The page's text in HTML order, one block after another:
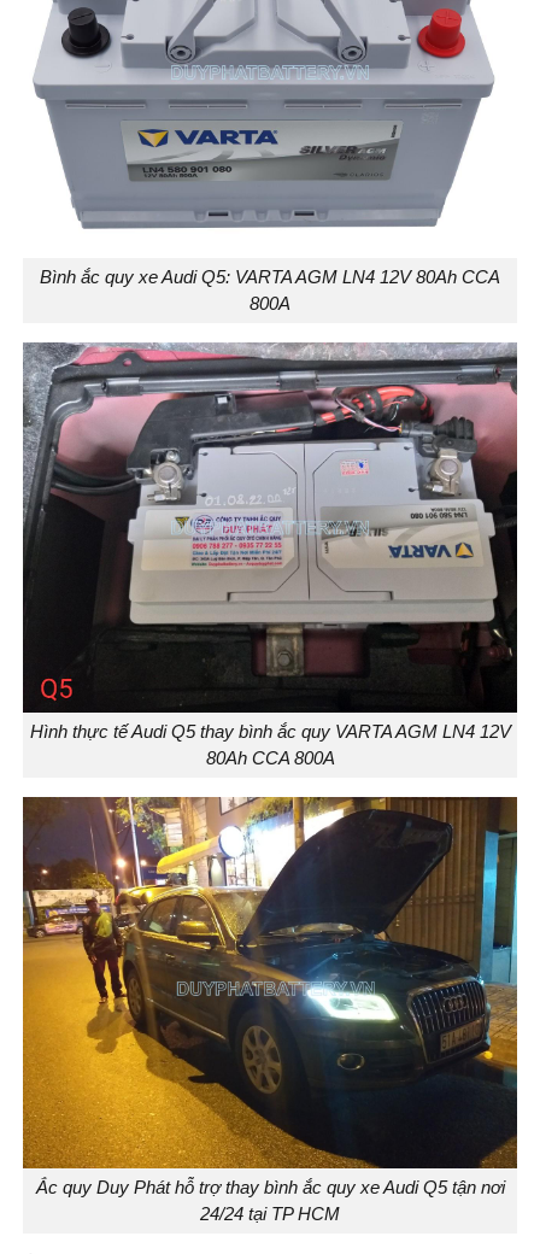
Bình ắc quy xe Audi Q5: VARTA AGM LN4 12V 80Ah CCA
800A
Hình thực tế Audi Q5 thay bình ắc quy VARTA AGM LN4 12V
80Ah CCA 800A
Ắc quy Duy Phát hỗ trợ thay bình ắc quy xe Audi Q5 tận nơi
24/24 tại TP HCM